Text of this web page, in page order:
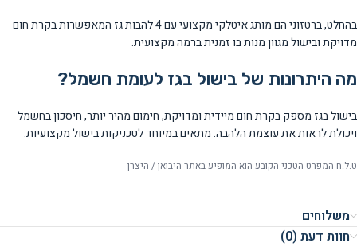
בהחלט, ברטזוני הם מותג איטלקי מקצועי עם 4 להבות גז המאפשרות בקרת חום
מדויקת ובישול מגוון מנות בו זמנית ברמה מקצועית.
מה היתרונות של בישול בגז לעומת חשמל?
בישול בגז מספק בקרת חום מיידית ומדויקת, חימום מהיר יותר, חיסכון בחשמל
ויכולת לראות את עוצמת הלהבה. מתאים במיוחד לטכניקות בישול מקצועיות.
ט.ל.ח המפרט הטכני הקובע הוא המופיע באתר היבואן / היצרן
משלוחים
חוות דעת (0)